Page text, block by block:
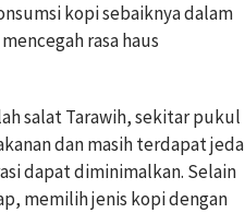
kopi sebaiknya dalam
rasa haus
salat Tarawih, sekitar pukul
dan masih terdapat jeda
dapat diminimalkan. Selain
memilih jenis kopi dengan